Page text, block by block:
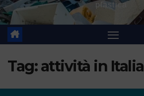
plastica
Tag:attività in Italia